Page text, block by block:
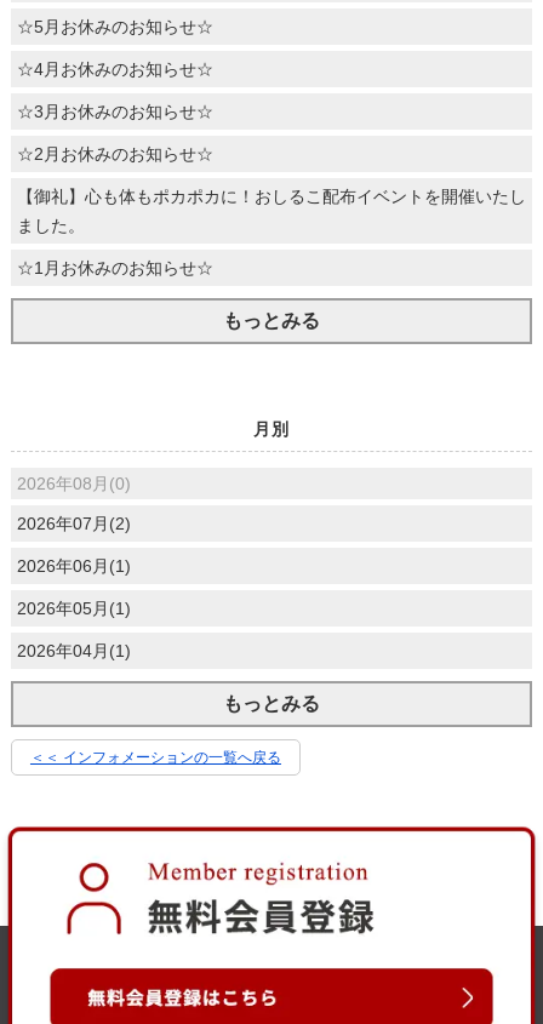
☆5月お休みのお知らせ☆
☆4月お休みのお知らせ☆
☆3月お休みのお知らせ☆
☆2月お休みのお知らせ☆
【御礼】心も体もポカポカに！おしるこ配布イベントを開催いたし
ました。
☆1月お休みのお知らせ☆
もっとみる
月別
2026年08月(0)
2026年07月(2)
2026年06月(1)
2026年05月(1)
2026年04月(1)
もっとみる
＜＜ インフォメーションの一覧へ戻る